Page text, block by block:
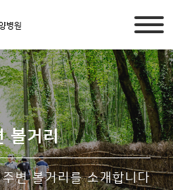
볼거리
변 볼거리를 소개합니다